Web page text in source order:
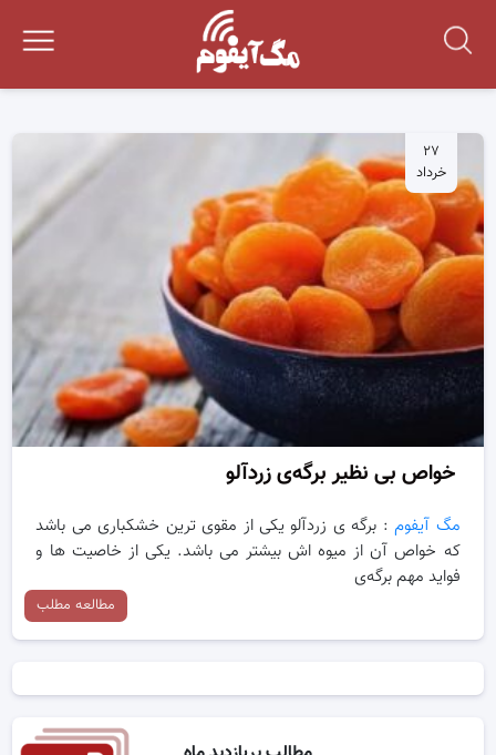
۲۷
خرداد
خواص بی نظیر برگه‌ی زردآلو
مگ آیفوم: برگه ی زردآلو یکی از مقوی ترین خشکباری می باشد
که خواص آن از میوه اش بیشتر می باشد. یکی از خاصیت ها و
فواید مهم برگه‌ی
مطالعه مطلب